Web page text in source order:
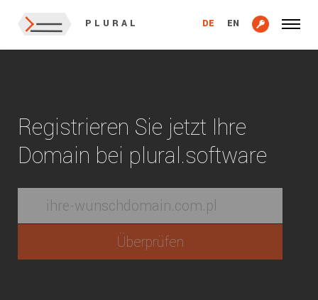
PLURAL DE EN
Registrieren Sie jetzt Ihre
Domain bei plural.software